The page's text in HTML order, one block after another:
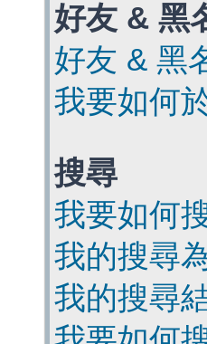
好友 & 黑
好友 & 黑
我要如何
搜尋
我要如何
我的搜尋
我的搜尋